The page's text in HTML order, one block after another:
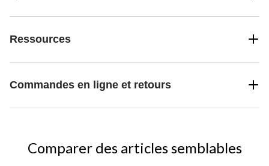
Ressources
Commandes en ligne et retours
Comparer des articles semblables